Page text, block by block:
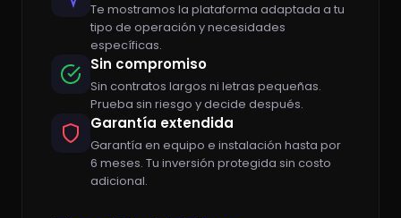
Te mostramos la plataforma adaptada a tu
tipo de operación y necesidades
específicas.
Sin compromiso
Sin contratos largos ni letras pequeñas.
Prueba sin riesgo y decide después.
Garantía extendida
Garantía en equipo e instalación hasta por
6 meses. Tu inversión protegida sin costo
adicional.